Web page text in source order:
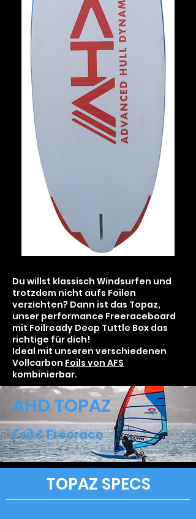
Du willst klassisch Windsurfen und
trotzdem nicht aufs Foilen
verzichten? Dann ist das Topaz,
unser performance Freeraceboard
mit Foilready Deep Tuttle Box das
richtige für dich!
Ideal mit unseren verschiedenen
Vollcarbon Foils von AFS
kombinierbar.
AHD TOPAZ
Foil & Freerace
TOPAZ SPECS